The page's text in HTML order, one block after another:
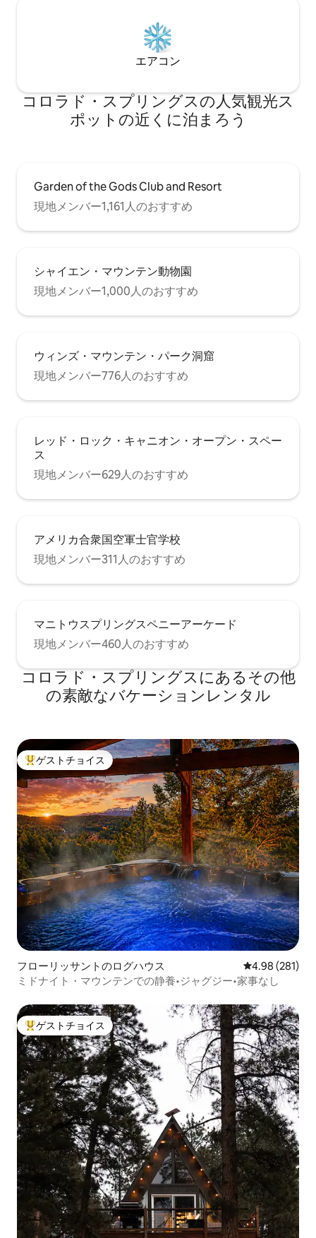
エアコン
コロラド・スプリングスの人気観光ス
ポットの近くに泊まろう
Garden of the Gods Club and Resort
現地メンバー1,161人のおすすめ
シャイエン・マウンテン動物園
現地メンバー1,000人のおすすめ
ウィンズ・マウンテン・パーク洞窟
現地メンバー776人のおすすめ
レッド・ロック・キャニオン・オープン・スペー
ス
現地メンバー629人のおすすめ
アメリカ合衆国空軍士官学校
現地メンバー311人のおすすめ
マニトウスプリングスペニーアーケード
現地メンバー460人のおすすめ
コロラド・スプリングスにあるその他
の素敵なバケーションレンタル
大好評のゲストチョイスです。
ゲストチョイス
フローリッサントのログハウス レビュー281
4.98 (281)
ミドナイト・マウンテンでの静養•ジャグジー•家事なし
大好評のゲストチョイスです。
ゲストチョイス